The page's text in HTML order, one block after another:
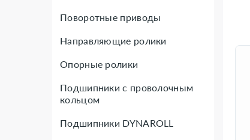
Поворотные приводы
Направляющие ролики
Опорные ролики
Подшипники с проволочным
кольцом
Подшипники DYNAROLL